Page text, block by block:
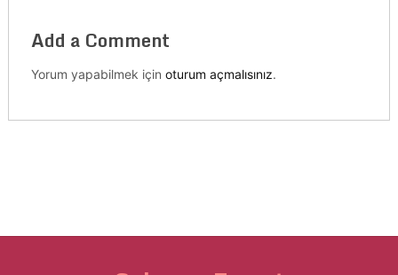
Add a Comment
Yorum yapabilmek için oturum açmalısınız.